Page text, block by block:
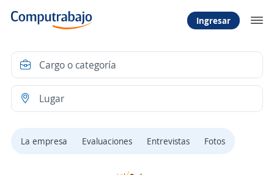
Ingresar
La empresa Evaluaciones Entrevistas Fotos